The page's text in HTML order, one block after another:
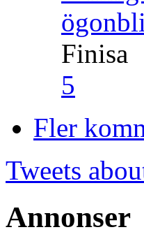
Finisa
5
Fler
Tweets
Annonser